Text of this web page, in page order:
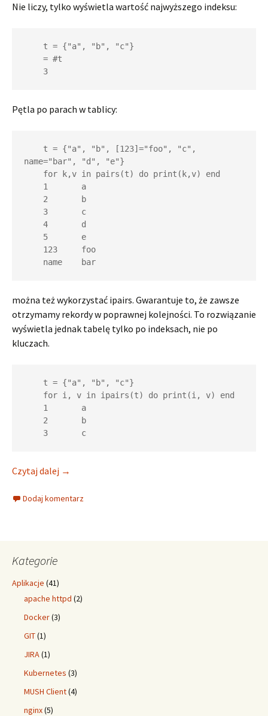
Nie liczy, tylko wyświetla wartość najwyższego indeksu:
    3
Pętla po parach w tablicy:
name="bar", "d", "e"}
    name    bar
można też wykorzystać ipairs. Gwarantuje to, że zawsze
otrzymamy rekordy w poprawnej kolejności. To rozwiązanie
wyświetla jednak tabelę tylko po indeksach, nie po
kluczach.
    3       c
Czytaj dalej Lua: Operacje na tablicach
→
Dodaj komentarz
Kategorie
Aplikacje (41)
apache httpd (2)
Docker(3)
GIT(1)
JIRA(1)
Kubernetes (3)
MUSH Client(4)
nginx(5)